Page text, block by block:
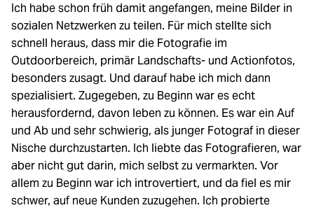
Ich habe schon früh damit angefangen, meine Bilder in
sozialen Netzwerken zu teilen. Für mich stellte sich
schnell heraus, dass mir die Fotografie im
Outdoorbereich, primär Landschafts- und Actionfotos,
besonders zusagt. Und darauf habe ich mich dann
spezialisiert. Zugegeben, zu Beginn war es echt
herausfordernd, davon leben zu können. Es war ein Auf
und Ab und sehr schwierig, als junger Fotograf in dieser
Nische durchzustarten. Ich liebte das Fotografieren, war
aber nicht gut darin, mich selbst zu vermarkten. Vor
allem zu Beginn war ich introvertiert, und da fiel es mir
schwer, auf neue Kunden zuzugehen. Ich probierte